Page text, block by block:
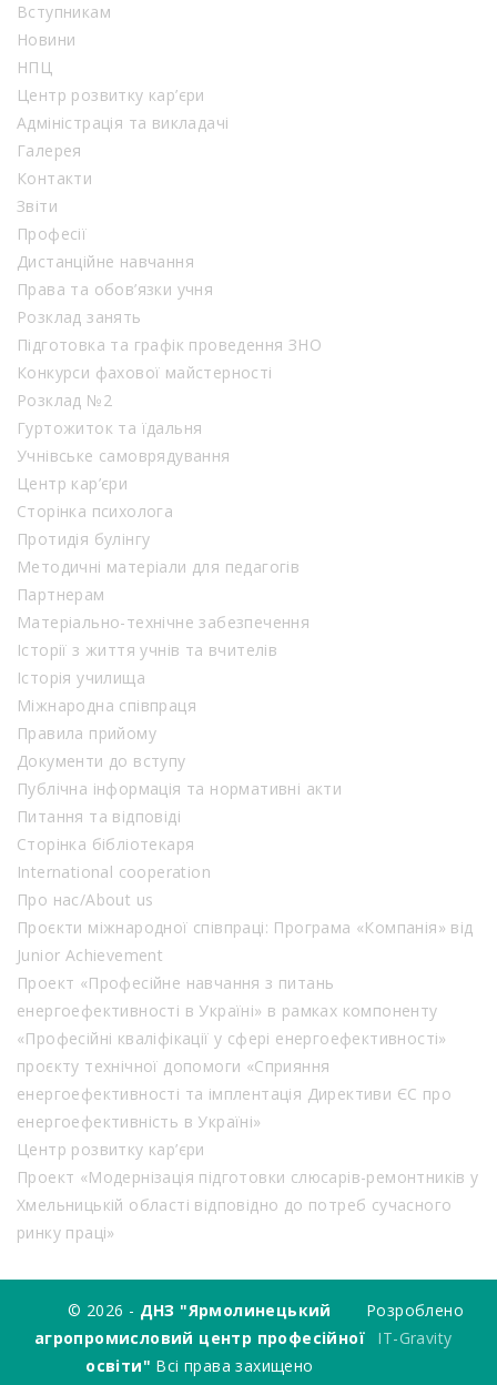
Вступникам
Новини
НПЦ
Центр розвитку кар’єри
Адміністрація та викладачі
Галерея
Контакти
Звіти
Професії
Дистанційне навчання
Права та обов’язки учня
Розклад занять
Підготовка та графік проведення ЗНО
Конкурси фахової майстерності
Розклад №2
Гуртожиток та їдальня
Учнівське самоврядування
Центр кар’єри
Сторінка психолога
Протидія булінгу
Методичні матеріали для педагогів
Партнерам
Матеріально-технічне забезпечення
Історії з життя учнів та вчителів
Історія училища
Міжнародна співпраця
Правила прийому
Документи до вступу
Публічна інформація та нормативні акти
Питання та відповіді
Сторінка бібліотекаря
International cooperation
Про нас/About us
Проєкти міжнародної співпраці: Програма «Компанія» від
Junior Achievement
Проект «Професійне навчання з питань
енергоефективності в Україні» в рамках компоненту
«Професійні кваліфікації у сфері енергоефективності»
проєкту технічної допомоги «Сприяння
енергоефективності та імплентація Директиви ЄС про
енергоефективність в Україні»
Центр розвитку кар’єри
Проект «Модернізація підготовки слюсарів-ремонтників у
Хмельницькій області відповідно до потреб сучасного
ринку праці»
© 2026 - ДНЗ "Ярмолинецький
агропромисловий центр професійної
освіти" Всі права захищено
Розроблено
IT-Gravity